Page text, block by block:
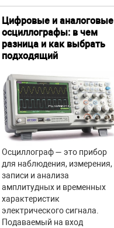
Цифровые и аналоговые
осциллографы: в чем
разница и как выбрать
подходящий
Осциллограф — это прибор
для наблюдения, измерения,
записи и анализа
амплитудных и временных
характеристик
электрического сигнала.
Подаваемый на вход